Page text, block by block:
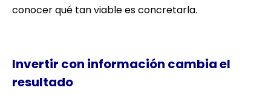
conocer qué tan viable es concretarla.
Invertir con información cambia el
resultado